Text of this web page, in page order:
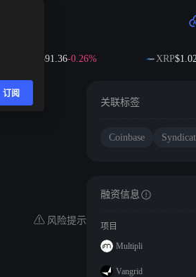
$591.36-0.26% XRP$1.02
风险提示
关联标签
Coinbase
融资信息
项目
Multipli
Vangrid
订阅